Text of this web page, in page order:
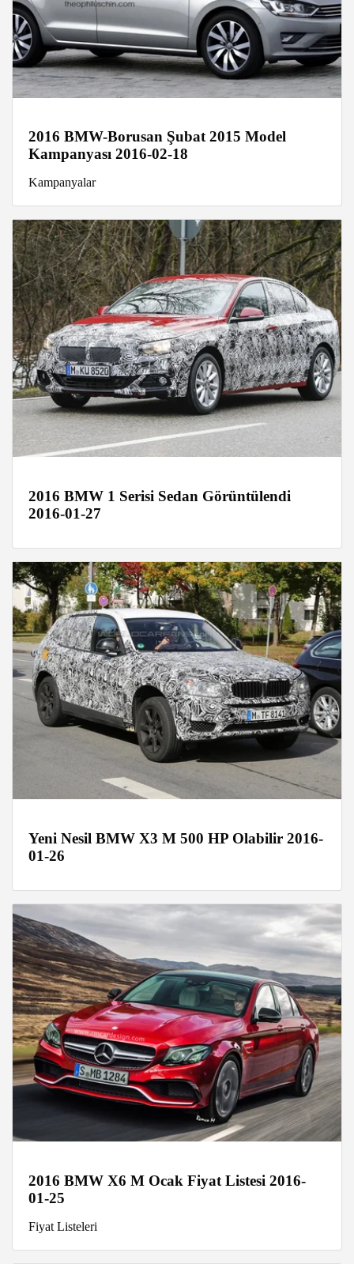
2016 BMW-Borusan Şubat 2015 Model
Kampanyası 2016-02-18
Kampanyalar
2016 BMW 1 Serisi Sedan Görüntülendi
2016-01-27
Yeni Nesil BMW X3 M 500 HP Olabilir 2016-
01-26
2016 BMW X6 M Ocak Fiyat Listesi 2016-
01-25
Fiyat Listeleri